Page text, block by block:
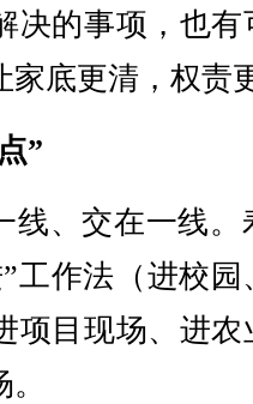
决的事项，也
家底更清，权责
”
线、交在一线
工作法（进校
项目现场、进